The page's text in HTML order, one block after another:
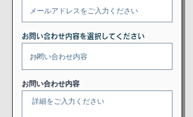
お問い合わせ内容を選択してください
お問い合わせ内容